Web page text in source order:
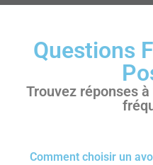
Questions
Trouvez réponses
Comment choisir un